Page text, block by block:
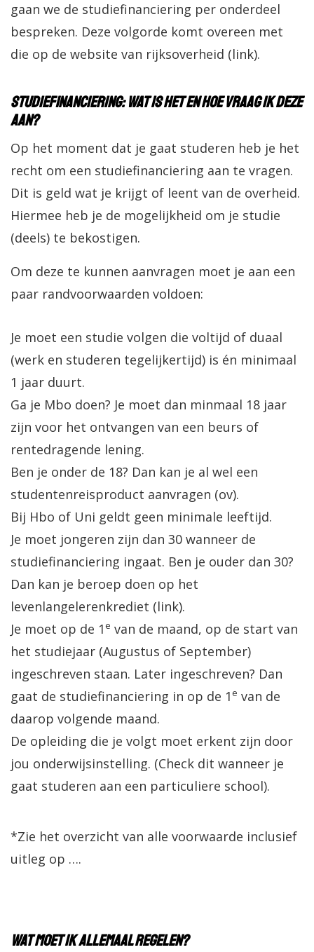
gaan we de studiefinanciering per onderdeel
bespreken. Deze volgorde komt overeen met
die op de website van rijksoverheid (link).
Studiefinanciering: Wat is het en hoe vraag ik deze
aan?
Op het moment dat je gaat studeren heb je het
recht om een studiefinanciering aan te vragen.
Dit is geld wat je krijgt of leent van de overheid.
Hiermee heb je de mogelijkheid om je studie
(deels) te bekostigen.
Om deze te kunnen aanvragen moet je aan een
paar randvoorwaarden voldoen:
Je moet een studie volgen die voltijd of duaal
(werk en studeren tegelijkertijd) is én minimaal
1 jaar duurt.
Ga je Mbo doen? Je moet dan minmaal 18 jaar
zijn voor het ontvangen van een beurs of
rentedragende lening.
Ben je onder de 18? Dan kan je al wel een
studentenreisproduct aanvragen (ov).
Bij Hbo of Uni geldt geen minimale leeftijd.
Je moet jongeren zijn dan 30 wanneer de
studiefinanciering ingaat. Ben je ouder dan 30?
Dan kan je beroep doen op het
levenlangelerenkrediet (link).
Je moet op de 1e van de maand, op de start van
het studiejaar (Augustus of September)
ingeschreven staan. Later ingeschreven? Dan
gaat de studiefinanciering in op de 1e van de
daarop volgende maand.
De opleiding die je volgt moet erkent zijn door
jou onderwijsinstelling. (Check dit wanneer je
gaat studeren aan een particuliere school).
*Zie het overzicht van alle voorwaarde inclusief
uitleg op ….
Wat moetik allemaal regelen?